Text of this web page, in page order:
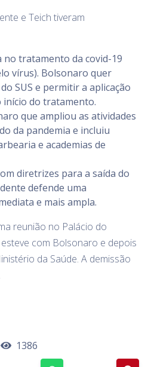
e Teich tiveram
no tratamento da covid-19
vírus). Bolsonaro quer
SUS e permitir a aplicação
início do tratamento.
que ampliou as atividades
da pandemia e incluiu
e academias de
diretrizes para a saída do
defende uma
e mais ampla.
reunião no Palácio do
com Bolsonaro e depois
da Saúde. A demissão
1386